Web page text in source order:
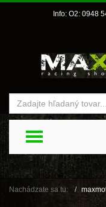
Info: O2: 0948
TOGGLE
Nachádzate sa tu: